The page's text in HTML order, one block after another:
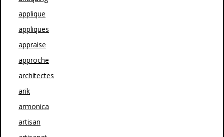
applique
appliques
appraise
approche
architectes
arik
armonica
artisan